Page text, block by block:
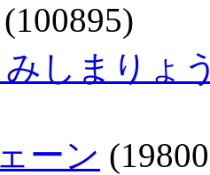
(100895)
しまりょ
ーン